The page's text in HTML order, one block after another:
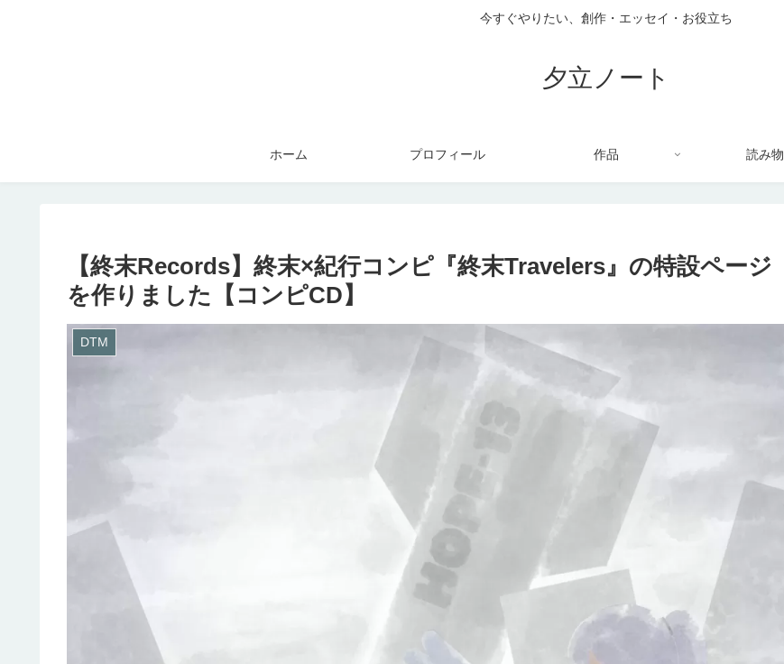
今すぐやりたい、創作・エッセイ・お役立ち
夕立ノート
ホーム プロフィール 作品 読み物
【終末Records】終末×紀行コンピ『終末Travelers』の特設ページ
を作りました【コンピCD】
DTM